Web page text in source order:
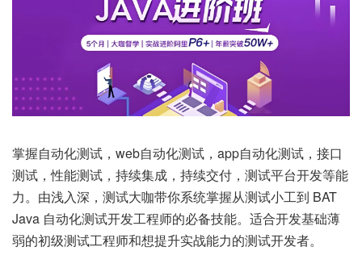
掌握自动化测试，web自动化测试，app自动化测试，接口
测试，性能测试，持续集成，持续交付，测试平台开发等能
力。由浅入深，测试大咖带你系统掌握从测试小工到 BAT
Java 自动化测试开发工程师的必备技能。适合开发基础薄
弱的初级测试工程师和想提升实战能力的测试开发者。